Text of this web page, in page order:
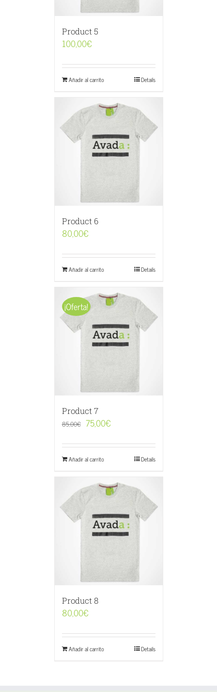
Product 5
100,00€
Añadir al carrito Details
Product 6
80,00€
Añadir al carrito Details
¡Oferta!
Product 7
85,00€ 75,00€
Añadir al carrito Details
Product 8
80,00€
Añadir al carrito Details